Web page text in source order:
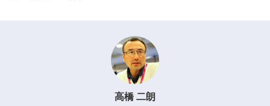
高橋 二朗